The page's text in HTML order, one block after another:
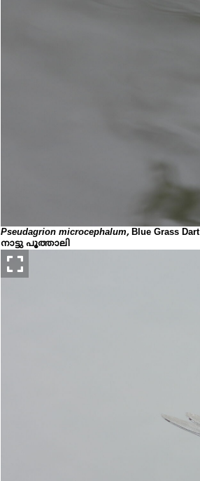
Pseudagrion microcephalum,Blue Grass Dart
നാട്ടു പൂത്താലി